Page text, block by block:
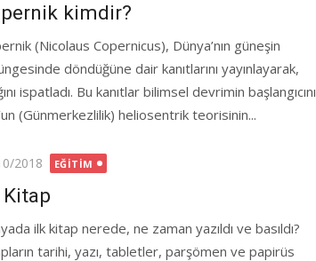
kimdir?
(Nicolaus Copernicus), Dünya’nın güneşin
döndüğüne dair kanıtlarını yayınlayarak,
ispatladı. Bu kanıtlar bilimsel devrimin başlangıcını
(Günmerkezlilik) heliosentrik teorisinin...
2018 EĞITIM
ilk kitap nerede, ne zaman yazıldı ve basıldı?
tarihi, yazı, tabletler, parşömen ve papirüs